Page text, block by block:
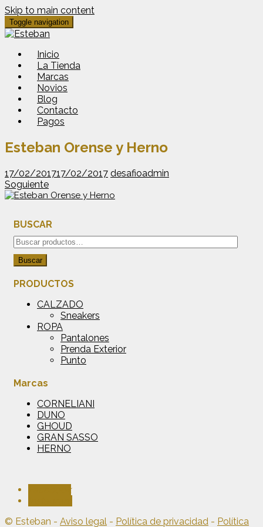
Skip to main content
Toggle navigation
Inicio
La Tienda
Marcas
Novios
Blog
Contacto
Pagos
Esteban Orense y Herno
17/02/201717/02/2017 desafioadmin
Soguiente
BUSCAR
Buscar
por:
Buscar
PRODUCTOS
CALZADO
Sneakers
ROPA
Pantalones
Prenda Exterior
Punto
Marcas
CORNELIANI
DUNO
GHOUD
GRAN SASSO
HERNO
© Esteban - Aviso legal - Política de privacidad - Política